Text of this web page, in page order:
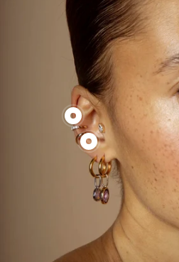
Produkt
memory
earcuff
anzeigen
Produkt
clean
earcuff
anzeigen